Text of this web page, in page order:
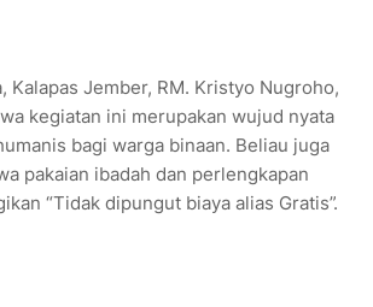
Kalapas Jember, RM. Kristyo Nugroho,
kegiatan ini merupakan wujud nyata
bagi warga binaan. Beliau juga
pakaian ibadah dan perlengkapan
“Tidak dipungut biaya alias Gratis”.